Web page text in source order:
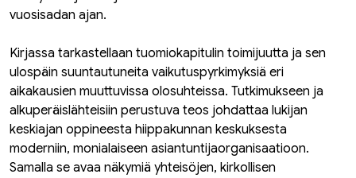
vuosisadan ajan.
Kirjassa tarkastellaan tuomiokapitulin toimijuutta ja sen
ulospäin suuntautuneita vaikutuspyrkimyksiä eri
aikakausien muuttuvissa olosuhteissa. Tutkimukseen ja
alkuperäislähteisiin perustuva teos johdattaa lukijan
keskiajan oppineesta hiippakunnan keskuksesta
moderniin, monialaiseen asiantuntijaorganisaatioon.
Samalla se avaa näkymiä yhteisöjen, kirkollisen